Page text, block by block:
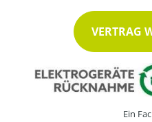
VERTRAG
Ein